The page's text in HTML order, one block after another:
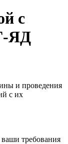
с
ЯД
и проведения
с их
требования